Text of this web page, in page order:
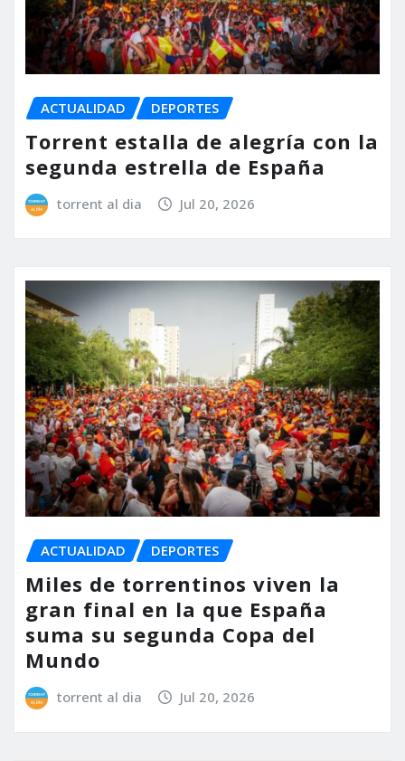
ACTUALIDAD DEPORTES
Torrent estalla de alegría con la
segunda estrella de España
torrent al dia Jul 20, 2026
ACTUALIDAD DEPORTES
Miles de torrentinos viven la
gran final en la que España
suma su segunda Copa del
Mundo
torrent al dia Jul 20, 2026